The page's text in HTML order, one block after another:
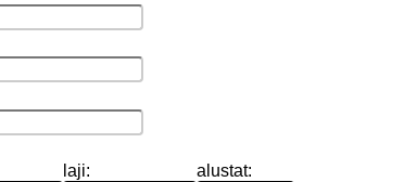
laji: alustat: